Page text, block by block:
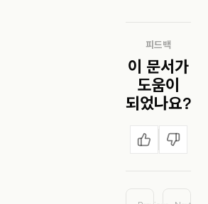
피드백
이 문서가
도움이
되었나요?